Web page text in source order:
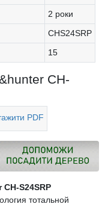
2 роки
CHS24SRP
15
CH-
PDF
S24SRP
тотальной